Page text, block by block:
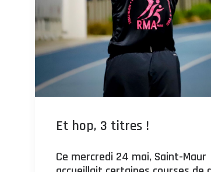
Et hop, 3 titres !
Ce mercredi 24 mai, Saint-Maur